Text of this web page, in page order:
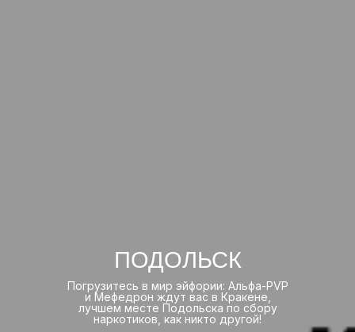
ПОДОЛЬСК
Погрузитесь в мир эйфории: Альфа-PVP
и Мефедрон ждут вас в Кракене,
лучшем месте Подольска по сбору
наркотиков, как никто другой!